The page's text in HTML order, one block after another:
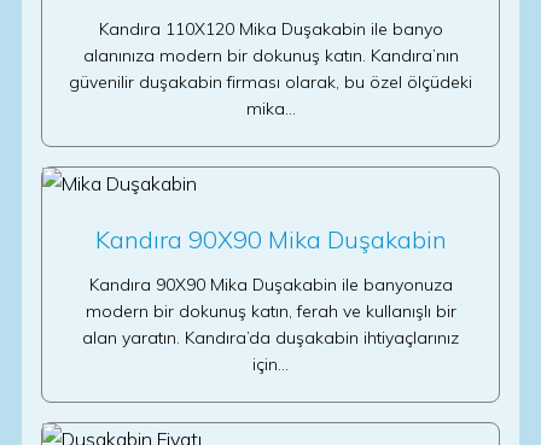
Kandıra 110X120 Mika Duşakabin ile banyo
alanınıza modern bir dokunuş katın. Kandıra’nın
güvenilir duşakabin firması olarak, bu özel ölçüdeki
mika…
Kandıra 90X90 Mika Duşakabin
Kandıra 90X90 Mika Duşakabin ile banyonuza
modern bir dokunuş katın, ferah ve kullanışlı bir
alan yaratın. Kandıra’da duşakabin ihtiyaçlarınız
için…